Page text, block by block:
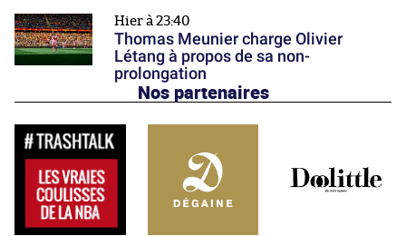
Hier à 23:40
Thomas Meunier charge Olivier
Létang à propos de sa non-
prolongation
Nos partenaires